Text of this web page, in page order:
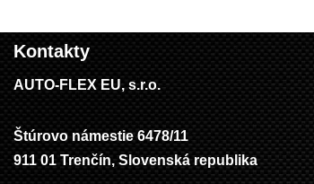
Kontakty
AUTO-FLEX EU, s.r.o.
Štúrovo námestie 6478/11
911 01 Trenčín, Slovenská republika